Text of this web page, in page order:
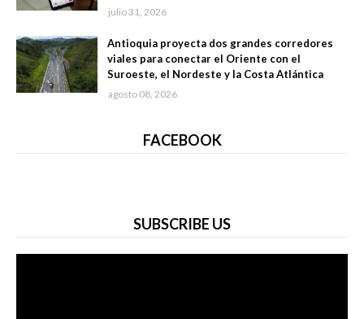
julio 31, 2026
Antioquia proyecta dos grandes corredores
viales para conectar el Oriente con el
Suroeste, el Nordeste y la Costa Atlántica
agosto 08, 2026
FACEBOOK
SUBSCRIBE US